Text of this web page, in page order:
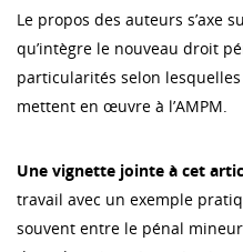
Le propos des auteurs s’axe
qu’intègre le nouveau droit
particularités selon
mettent en œuvre à l’AMPM.
Une vignette jointe à cet
travail avec un exemple
souvent entre le pénal